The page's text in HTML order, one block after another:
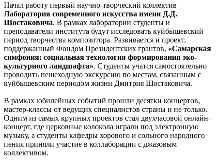
Начал работу первый научно-творческий коллектив –
Лаборатория современного искусства имени Д.Д.
Шостаковича. В рамках лаборатории студенты и
преподаватели института будут исследовать куйбышевский
период творчества композитора. Развивается и проект,
поддержанный Фондом Президентских грантов, «Самарская
симфония: социальная технология формирования эко-
культурного ландшафта». Студенты учатся самостоятельно
проводить пешеходную экскурсию по местам, связанным с
куйбышевским периодом жизни Дмитрия Шостаковича.
В рамках юбилейных событий прошли десятки концертов,
мастер-классы от ведущих специалистов страны и не только.
Одним из самых крупных проектов стал двухчасовой онлайн-
концерт, где церковные колокола играли под электронную
музыку, а студенты кафедры хорового и сольного народного
пения приняли участие в коллаборации с джазовым
коллективом.